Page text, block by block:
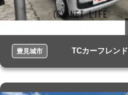
豊見城市 TCカーフレンド